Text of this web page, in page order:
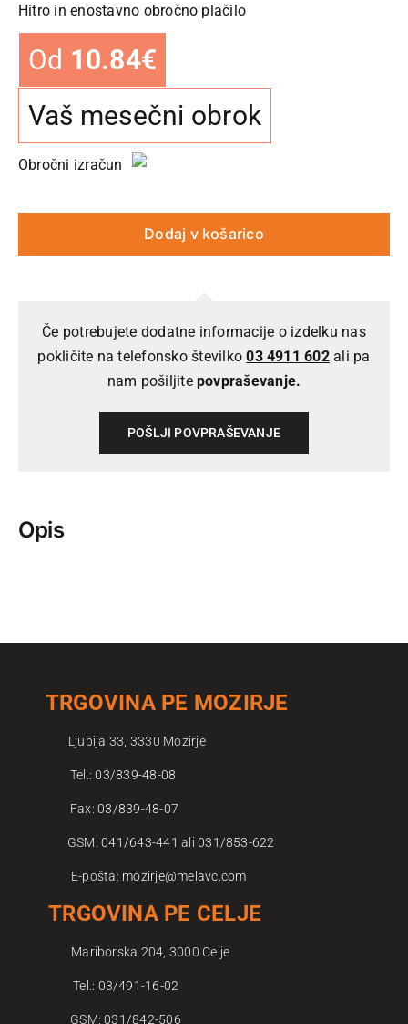
Hitro in enostavno obročno plačilo
Od 10.84€
Vaš mesečni obrok
Obročni izračun
Dodaj v košarico
Če potrebujete dodatne informacije o izdelku nas
pokličite na telefonsko številko03 4911 602ali pa
nam pošiljite povpraševanje.
POŠLJI POVPRAŠEVANJE
Opis
TRGOVINA PE MOZIRJE
Ljubija 33, 3330 Mozirje
Tel.:03/839-48-08
Fax:03/839-48-07
GSM:041/643-441 ali031/853-622
E-pošta: mozirje@melavc.com
TRGOVINA PE CELJE
Mariborska 204, 3000 Celje
Tel.: 03/491-16-02
GSM:031/842-506